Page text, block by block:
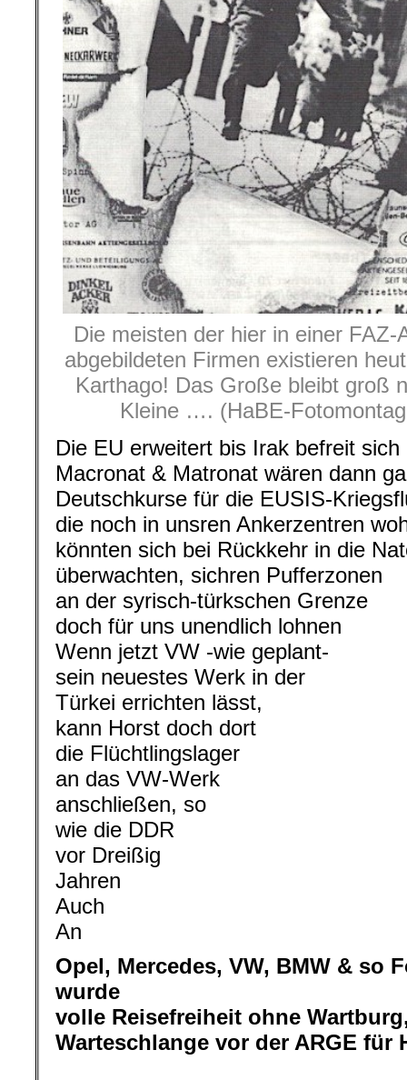
Die meisten der hier in einer
abgebildeten Firmen existieren
Karthago! Das Große bleibt groß
Kleine …. (HaBE-
Die EU erweitert bis Irak befreit
Macronat & Matronat wären dann
Deutschkurse für die EUSIS-
die noch in unsren Ankerzentren
könnten sich bei Rückkehr in die
überwachten, sichren Pufferzonen
an der syrisch-türkschen Grenze
doch für uns unendlich lohnen
Wenn jetzt VW -wie geplant-
sein neuestes Werk in der
Türkei errichten lässt,
kann Horst doch dort
die Flüchtlingslager
an das VW-Werk
anschließen, so
wie die DDR
vor Dreißig
Jahren
Auch
An
Opel, Mercedes, VW, BMW & so
wurde
volle Reisefreiheit ohne
Warteschlange vor der ARGE für